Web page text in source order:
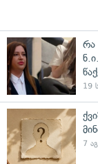
რა
19
7